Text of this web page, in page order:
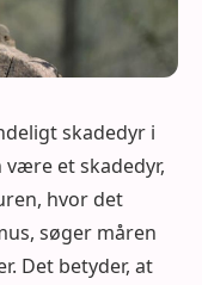
skadedyr i
være et skadedyr,
hvor det
søger måren
Det betyder, at